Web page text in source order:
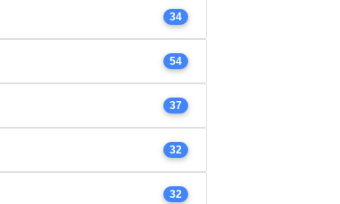
34
54
37
32
32